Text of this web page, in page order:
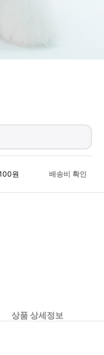
원 배송비 확인
상품 상세정보